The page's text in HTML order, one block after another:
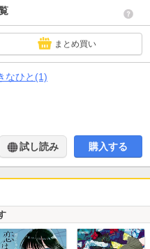
まとめ買い
なひと(1)
試し読み 購入する